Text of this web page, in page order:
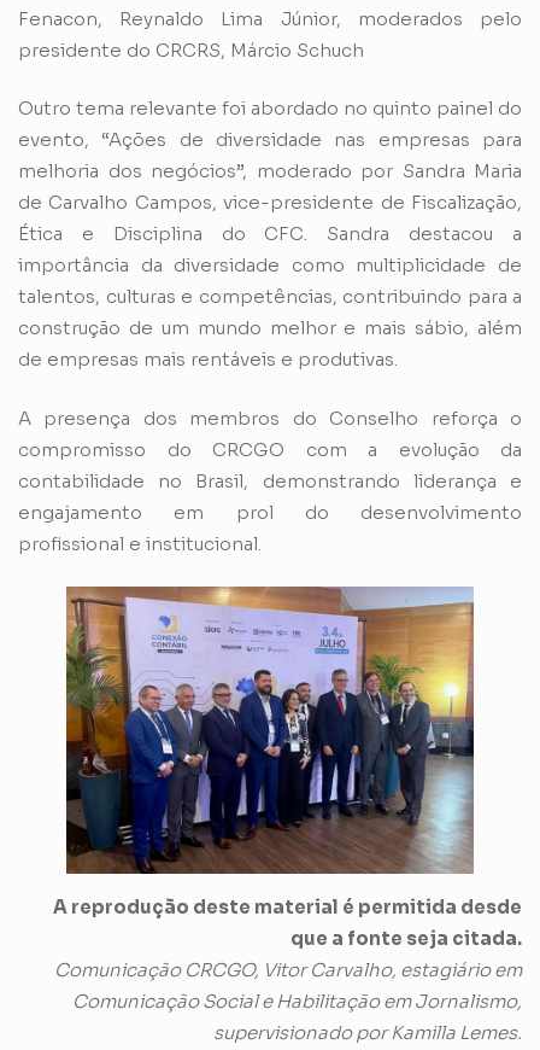
Fenacon, Reynaldo Lima Júnior, moderados pelo
presidente do CRCRS, Márcio Schuch
Outro tema relevante foi abordado no quinto painel do
evento, “Ações de diversidade nas empresas para
melhoria dos negócios”, moderado por Sandra Maria
de Carvalho Campos, vice-presidente de Fiscalização,
Ética e Disciplina do CFC. Sandra destacou a
importância da diversidade como multiplicidade de
talentos, culturas e competências, contribuindo para a
construção de um mundo melhor e mais sábio, além
de empresas mais rentáveis e produtivas.
A presença dos membros do Conselho reforça o
compromisso do CRCGO com a evolução da
contabilidade no Brasil, demonstrando liderança e
engajamento em prol do desenvolvimento
profissional e institucional.
A reprodução deste material é permitida desde
que a fonte seja citada.
Comunicação CRCGO, Vitor Carvalho, estagiário em
Comunicação Social e Habilitação em Jornalismo,
supervisionado por Kamilla Lemes.